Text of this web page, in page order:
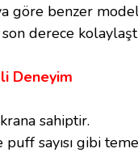
göre benzer
derece
Deneyim
sahiptir.
sayısı gibi